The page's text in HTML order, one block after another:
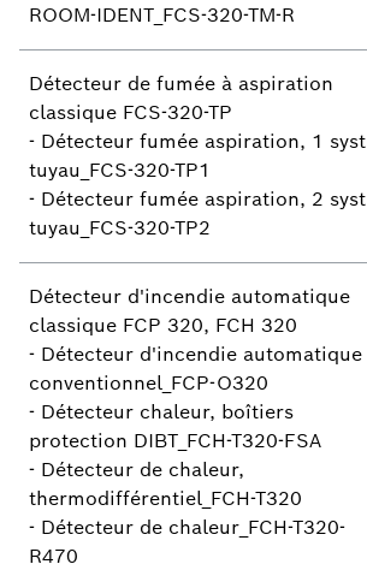
ROOM-IDENT_FCS-320-TM-R
Détecteur de fumée à aspiration
classique FCS-320-TP
- Détecteur fumée aspiration, 1 syst
tuyau_FCS-320-TP1
- Détecteur fumée aspiration, 2 syst
tuyau_FCS-320-TP2
Détecteur d'incendie automatique
classique FCP 320, FCH 320
- Détecteur d'incendie automatique
conventionnel_FCP-O320
- Détecteur chaleur, boîtiers
protection DIBT_FCH-T320-FSA
- Détecteur de chaleur,
thermodifférentiel_FCH-T320
- Détecteur de chaleur_FCH-T320-
R470